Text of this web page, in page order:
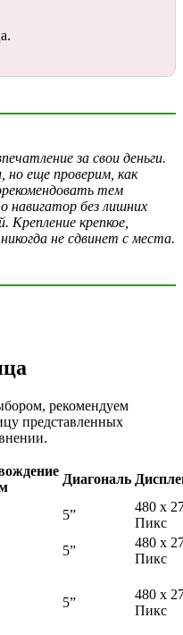
за свои деньги.
но еще проверим, как
тем
навигатор без лишних
Крепление крепкое,
не сдвинет с места.
рекомендуем
представленных
Диагональ
5”
480 x
Пикс
5”
480 x
Пикс
5”
480 x
Пикс